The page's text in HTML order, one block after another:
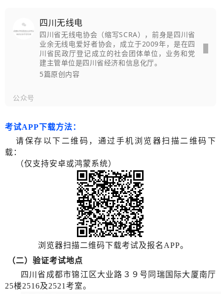
四川无线电
四川省无线电协会（缩写SCRA），前身是四川省
业余无线电爱好者协会，成立于2009年，是在四
川省民政厅登记成立的社会团体单位，业务和党
建主管单位是四川省经济和信息化厅。
5篇原创内容
公众号
考试APP下载方法：
请保存以下二维码，通过手机浏览器扫描二维码下
载：
（仅支持安卓或鸿蒙系统）
浏览器扫描二维码下载考试及报名APP。
（二）验证考试地点
四川省成都市锦江区大业路３９号同瑞国际大厦南厅
25楼2516及2521考室。